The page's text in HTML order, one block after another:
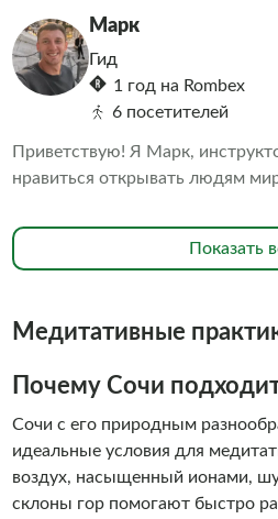
Марк
Гид
1 год на Rombex
6 посетителей
Приветствую! Я Марк,
нравиться открывать людям
Показать
Медитативные
Почему Сочи
Сочи с его природным
идеальные условия для
воздух, насыщенный ионами,
склоны гор помогают быстро